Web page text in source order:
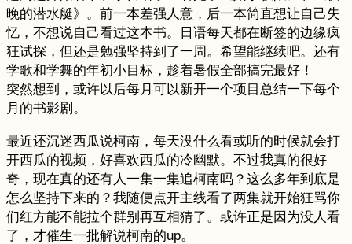
晚的潜水艇》。前一本差强人意，后一本简直想让自己失
忆，不想说自己看过这本书。日语每天都在断签的边缘疯
狂试探，但还是勉强坚持到了一周。希望能继续吧。还有
学歌和学舞的年初小目标，趁着暑假全部搞完最好！
突然想到，或许以后每月可以新开一个项目总结一下每个
月的书影剧。
最近还沉迷西瓜说柯南，每天没什么看或听的时候就会打
开西瓜的视频，好喜欢西瓜的冷幽默。不过我真的很好
奇，现在真的还有人一集一集追柯南吗？这么多年到底是
怎么坚持下来的？我随便点开主线看了两集就开始狂骂你
们红方能不能拉个群别再互相猜了。或许正是因为没人看
了，才催生一批解说柯南的up。